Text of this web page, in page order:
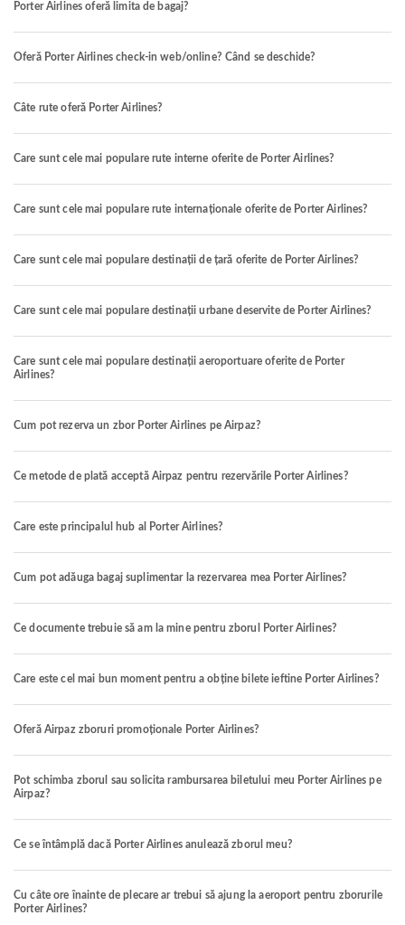
Porter Airlines oferă limita de bagaj?
Oferă Porter Airlines check-in web/online? Când se deschide?
Câte rute oferă Porter Airlines?
Care sunt cele mai populare rute interne oferite de Porter Airlines?
Care sunt cele mai populare rute internaționale oferite de Porter Airlines?
Care sunt cele mai populare destinații de țară oferite de Porter Airlines?
Care sunt cele mai populare destinații urbane deservite de Porter Airlines?
Care sunt cele mai populare destinații aeroportuare oferite de Porter
Airlines?
Cum pot rezerva un zbor Porter Airlines pe Airpaz?
Ce metode de plată acceptă Airpaz pentru rezervările Porter Airlines?
Care este principalul hub al Porter Airlines?
Cum pot adăuga bagaj suplimentar la rezervarea mea Porter Airlines?
Ce documente trebuie să am la mine pentru zborul Porter Airlines?
Care este cel mai bun moment pentru a obține bilete ieftine Porter Airlines?
Oferă Airpaz zboruri promoționale Porter Airlines?
Pot schimba zborul sau solicita rambursarea biletului meu Porter Airlines pe
Airpaz?
Ce se întâmplă dacă Porter Airlines anulează zborul meu?
Cu câte ore înainte de plecare ar trebui să ajung la aeroport pentru zborurile
Porter Airlines?